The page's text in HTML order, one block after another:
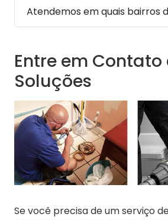
Atendemos em quais bairros
Entre em Contato
Soluções
Se você precisa de um serviço